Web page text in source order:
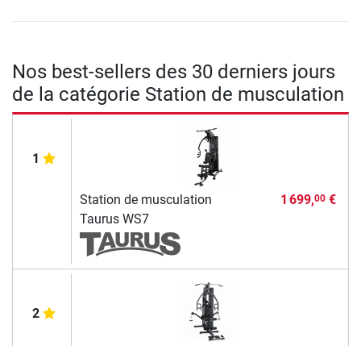
Nos best-sellers des 30 derniers jours
de la catégorie Station de musculation
1
Station de musculation
Taurus WS7
1 699,00€
2